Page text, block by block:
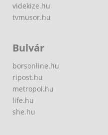
videkize.hu
tvmusor.hu
Bulvár
borsonline.hu
ripost.hu
metropol.hu
life.hu
she.hu